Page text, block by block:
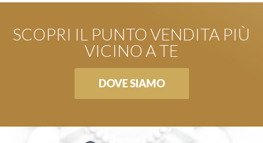
SCOPRI IL PUNTO VENDITA PIÙ
VICINO A TE
DOVE SIAMO